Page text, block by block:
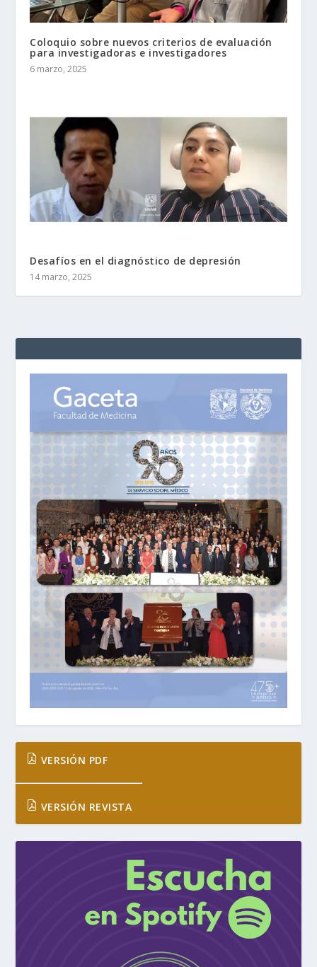
Coloquio sobre nuevos criterios de evaluación
para investigadoras e investigadores
6 marzo, 2025
Desafíos en el diagnóstico de depresión
14 marzo, 2025
VERSIÓN PDF
VERSIÓN REVISTA